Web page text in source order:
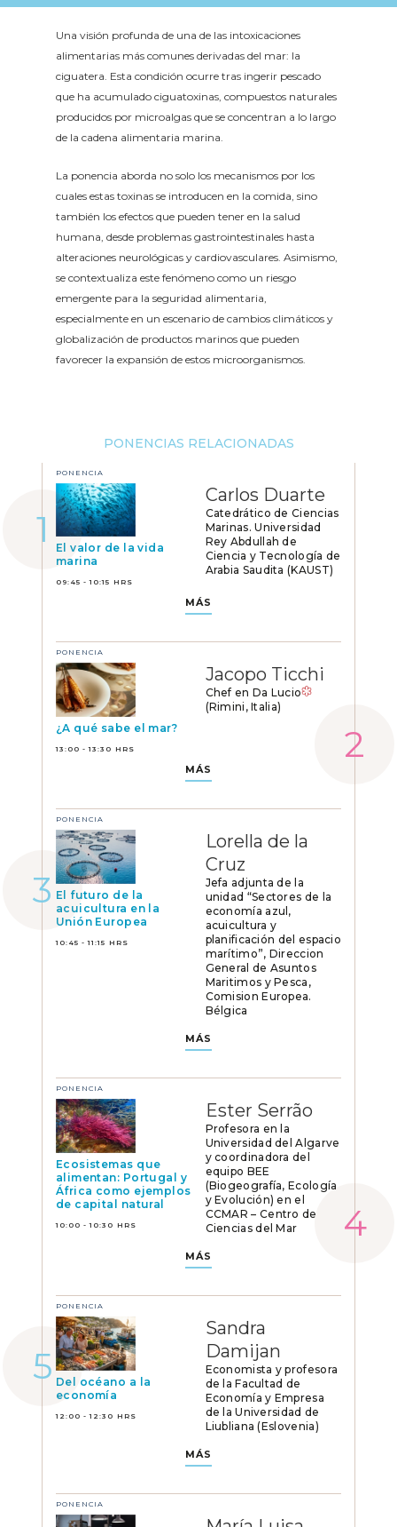
Una visión profunda de una de las intoxicaciones
alimentarias más comunes derivadas del mar: la
ciguatera. Esta condición ocurre tras ingerir pescado
que ha acumulado ciguatoxinas, compuestos naturales
producidos por microalgas que se concentran a lo largo
de la cadena alimentaria marina.
La ponencia aborda no solo los mecanismos por los
cuales estas toxinas se introducen en la comida, sino
también los efectos que pueden tener en la salud
humana, desde problemas gastrointestinales hasta
alteraciones neurológicas y cardiovasculares. Asimismo,
se contextualiza este fenómeno como un riesgo
emergente para la seguridad alimentaria,
especialmente en un escenario de cambios climáticos y
globalización de productos marinos que pueden
favorecer la expansión de estos microorganismos.
PONENCIAS RELACIONADAS
PONENCIA
El valor de la vida
marina
09:45 - 10:15 HRS
Carlos Duarte
Catedrático de Ciencias
Marinas. Universidad
Rey Abdullah de
Ciencia y Tecnología de
Arabia Saudita (KAUST)
MÁS
PONENCIA
¿A qué sabe el mar?
13:00 - 13:30 HRS
Jacopo Ticchi
Chef en Da Lucio
(Rimini, Italia)
MÁS
PONENCIA
El futuro de la
acuicultura en la
Unión Europea
10:45 - 11:15 HRS
Lorella de la
Cruz
Jefa adjunta de la
unidad “Sectores de la
economía azul,
acuicultura y
planificación del espacio
marítimo”, Direccion
General de Asuntos
Maritimos y Pesca,
Comision Europea.
Bélgica
MÁS
PONENCIA
Ecosistemas que
alimentan: Portugal y
África como ejemplos
de capital natural
10:00 - 10:30 HRS
Ester Serrão
Profesora en la
Universidad del Algarve
y coordinadora del
equipo BEE
(Biogeografía, Ecología
y Evolución) en el
CCMAR – Centro de
Ciencias del Mar
MÁS
PONENCIA
Del océano a la
economía
12:00 - 12:30 HRS
Sandra
Damijan
Economista y profesora
de la Facultad de
Economía y Empresa
de la Universidad de
Liubliana (Eslovenia)
MÁS
PONENCIA